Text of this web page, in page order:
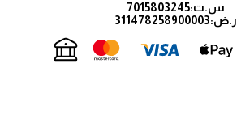
س.ت:‫‪7015803245‬‬
ر.ض:311478258900003